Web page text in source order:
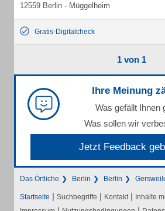
12559 Berlin - Müggelheim
Gratis-Digitalcheck
1 von 1
Ihre Meinung
Was gefällt Ihnen
Was sollen wir
Jetzt Feedback
Das Örtliche Berlin Berlin
Startseite | Suchbegriffe | Kontakt | Inhalte